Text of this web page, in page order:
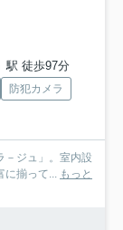
駅 徒歩97分
防犯カメラ
－ジュ」。室内設
に揃って... もっと